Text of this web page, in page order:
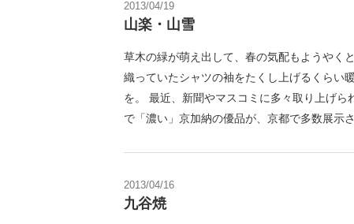
2013/04/19
山楽・山雪
草木の緑が萌え出して、春の気配もようやく
織っていたシャツの袖をたくし上げるくらい
を。 最近、新聞やマスコミに多々取り上げ
で「濃い」京加納の優品が、京都で多数展示
2013/04/16
九谷焼